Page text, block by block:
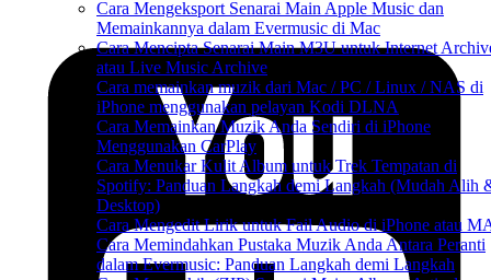
Cara Mengeksport Senarai Main Apple Music dan
Memainkannya dalam Evermusic di Mac
Cara Mencipta Senarai Main M3U untuk Internet
atau Live Music Archive
Cara memainkan muzik dari Mac / PC / Linux / NAS di
iPhone menggunakan pelayan Kodi DLNA
Cara Memainkan Muzik Anda Sendiri di iPhone
Menggunakan CarPlay
Cara Menukar Kulit Album untuk Trek Tempatan di
Spotify: Panduan Langkah demi Langkah (Mudah Alih
Desktop)
Cara Mengedit Lirik untuk Fail Audio di iPhone atau
Cara Memindahkan Pustaka Muzik Anda Antara Peranti
dalam Evermusic: Panduan Langkah demi Langkah